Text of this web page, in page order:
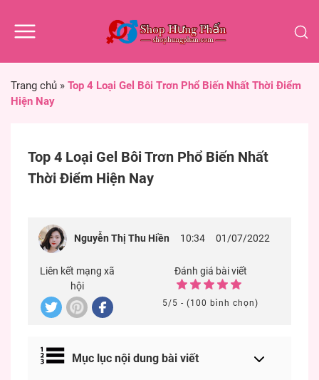
Trang chủ » Top 4 Loại Gel Bôi Trơn Phổ Biến Nhất Thời Điểm
Hiện Nay
Top 4 Loại Gel Bôi Trơn Phổ Biến Nhất
Thời Điểm Hiện Nay
Nguyễn Thị Thu Hiền 10:34 01/07/2022
Liên kết mạng xã
hội
Đánh giá bài viết
5/5 - (100 bình chọn)
Mục lục nội dung bài viết